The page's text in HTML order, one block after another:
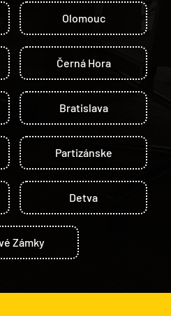
Olomouc
Černá Hora
Bratislava
Partizánske
Detva
Zámky